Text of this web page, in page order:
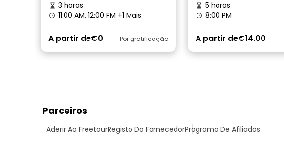
3 horas
11:00 AM, 12:00 PM +1 Mais
A partir de€0 Por gratificação
5 horas
8:00 PM
A partir de€14.00
Parceiros
Aderir Ao FreetourRegisto Do FornecedorPrograma De Afiliados